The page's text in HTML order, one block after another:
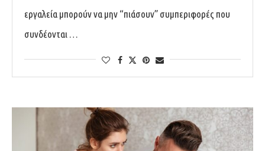
εργαλεία μπορούν να μην “πιάσουν” συμπεριφορές που
συνδέονται …